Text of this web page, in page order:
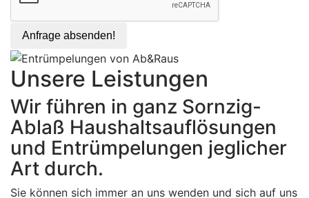
Anfrage absenden!
Unsere Leistungen
Wir führen in ganz Sornzig-
Ablaß Haushaltsauflösungen
und Entrümpelungen jeglicher
Art durch.
Sie können sich immer an uns wenden und sich auf uns